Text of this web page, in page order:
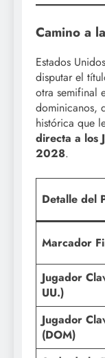
Camino a
Estados
disputar el
otra semifinal
dominicanos,
histórica que
directa a los
2028.
Detalle del
Marcador
Jugador
UU.)
Jugador
(DOM)